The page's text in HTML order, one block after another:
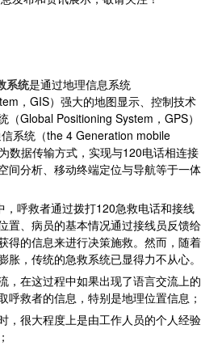
系统是通过地理信息系统
，GIS）强大的地图显示、控制技术
Global Positioning System，GPS）
系统（the 4 Generation mobile
数据传输方式，实现与120电话相连接
间分析、移动终端定位与导航等于一体
，呼救者通过拨打120急救电话和接线
置、病员的基本情况通过接线员反馈给
得的信息来进行决策施救。然而，随着
，传统的急救系统已显得力不从心。
在这过程中如果出现了语言交流上的
呼救者的信息，特别是地理位置信息；
很大程度上是由工作人员的个人经验